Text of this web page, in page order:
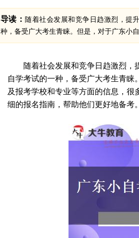
导读：随着社会发展和竞争日趋激烈，提
种，备受广大考生青睐。但是，对于广东小
随着社会发展和竞争日趋激烈
自学考试的一种，备受广大考生青睐
及报考学校和专业等方面的信息，很
细的报名指南，帮助他们更好地备考